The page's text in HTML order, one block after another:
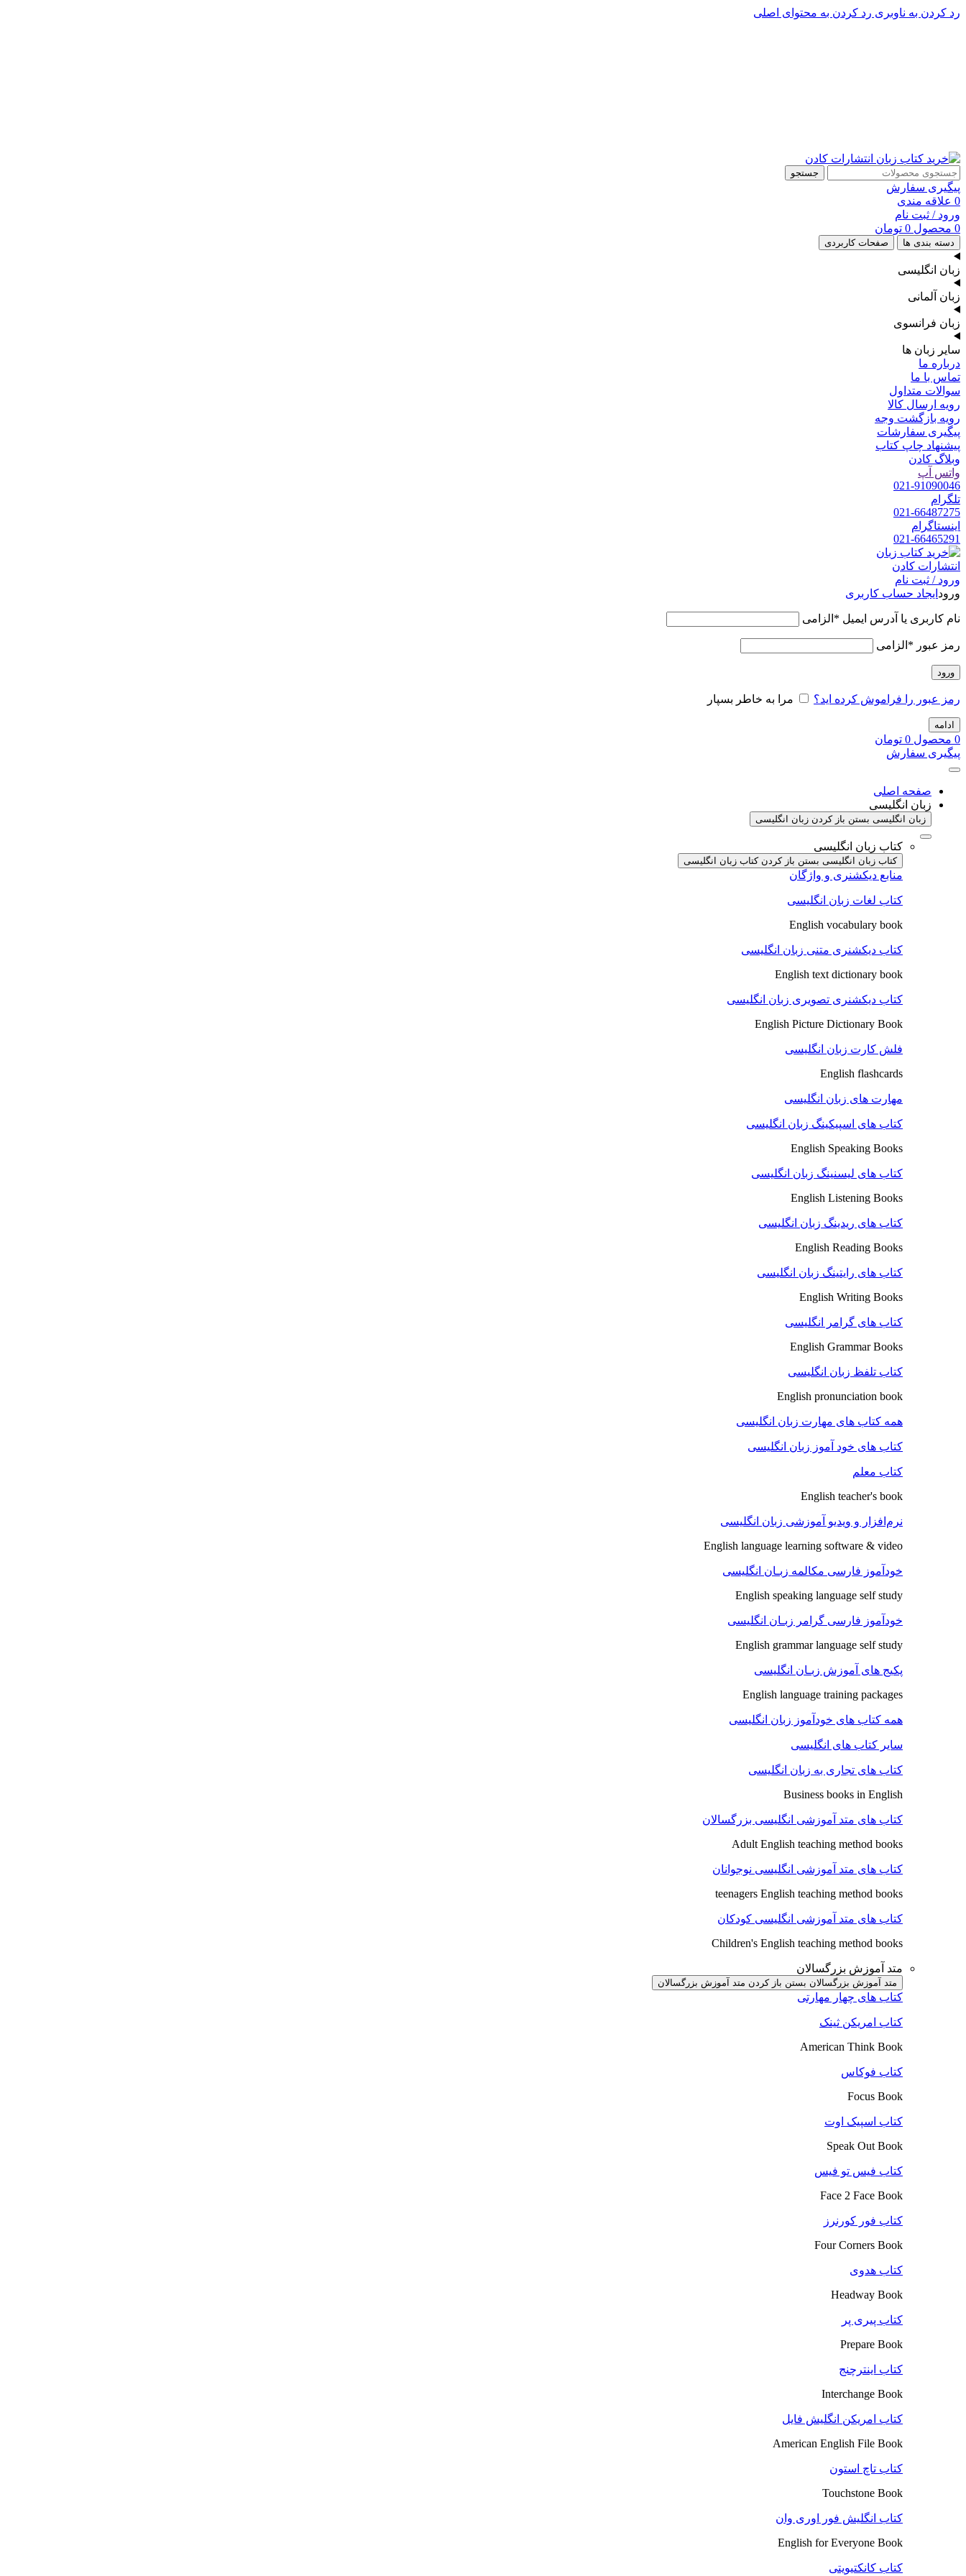
رد کردن به ناوبری رد کردن به محتوای اصلی
جستجو
پیگیری سفارش
0 علاقه مندی
ورود / ثبت نام
0 محصول 0 تومان
دسته بندی ها صفحات کاربردی
زبان انگلیسی
زبان آلمانی
زبان فرانسوی
سایر زبان ها
درباره ما
تماس با ما
سوالات متداول
رویه ارسال کالا
رویه بازگشت وجه
پیگیری سفارشات
پیشنهاد چاپ کتاب
وبلاگ کادن
واتس آپ
021-91090046
تلگرام
021-66487275
اینستاگرام
021-66465291
ورود / ثبت نام
ورود ایجاد حساب کاربری
نام کاربری یا آدرس ایمیل * الزامی
رمز عبور * الزامی
ورود
رمز عبور را فراموش کرده اید؟ مرا به خاطر بسپار
ادامه
0 محصول 0 تومان
پیگیری سفارش
صفحه اصلی
زبان انگلیسی
زبان انگلیسی بستن باز کردن زبان انگلیسی
کتاب زبان انگلیسی
کتاب زبان انگلیسی بستن باز کردن کتاب زبان انگلیسی
منابع دیکشنری و واژگان
کتاب لغات زبان انگلیسی
English vocabulary book
کتاب دیکشنری متنی زبان انگلیسی
English text dictionary book
کتاب دیکشنری تصویری زبان انگلیسی
English Picture Dictionary Book
فلش کارت زبان انگلیسی
English flashcards
مهارت های زبان انگلیسی
کتاب های اسپیکینگ زبان انگلیسی
English Speaking Books
کتاب های لیسنینگ زبان انگلیسی
English Listening Books
کتاب های ریدینگ زبان انگلیسی
English Reading Books
کتاب های رایتینگ زبان انگلیسی
English Writing Books
کتاب های گرامر انگلیسی
English Grammar Books
کتاب تلفظ زبان انگلیسی
English pronunciation book
همه کتاب های مهارت زبان انگلیسی
کتاب های خود آموز زبان انگلیسی
کتاب معلم
English teacher's book
نرم‌افزار و ویدیو آموزشی زبان انگلیسی
English language learning software & video
خودآموز فارسی مکالمه زبـان انگلیسی
English speaking language self study
خودآموز فارسی گرامر زبـان انگلیسی
English grammar language self study
پکیج های آموزش زبـان انگلیسی
English language training packages
همه کتاب های خودآموز زبان انگلیسی
سایر کتاب های انگلیسی
کتاب های تجاری به زبان انگلیسی
Business books in English
کتاب های متد آموزشی انگلیسی بزرگسالان
Adult English teaching method books
کتاب های متد آموزشی انگلیسی نوجوانان
teenagers English teaching method books
کتاب های متد آموزشی انگلیسی کودکان
Children's English teaching method books
متد آموزش بزرگسالان
متد آموزش بزرگسالان بستن باز کردن متد آموزش بزرگسالان
کتاب های چهار مهارتی
کتاب امریکن ثینک
American Think Book
کتاب فوکاس
Focus Book
کتاب اسپیک اوت
Speak Out Book
کتاب فیس تو فیس
Face 2 Face Book
کتاب فور کورنرز
Four Corners Book
کتاب هدوی
Headway Book
کتاب پیری پر
Prepare Book
کتاب اینترچنج
Interchange Book
کتاب امریکن انگلیش فایل
American English File Book
کتاب تاچ استون
Touchstone Book
کتاب انگلیش فور اوری وان
English for Everyone Book
کتاب کانکتیویتی